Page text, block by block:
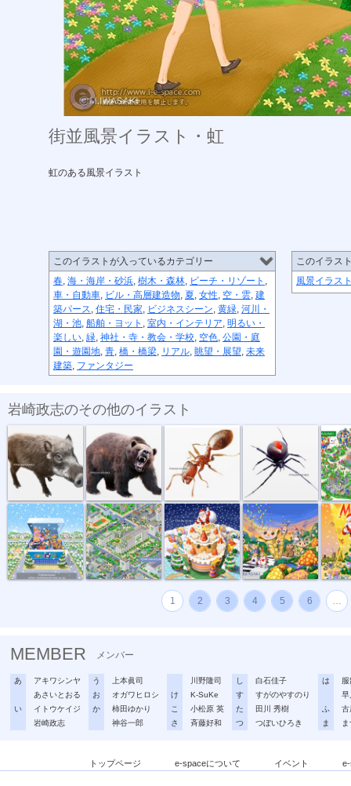
街並風景イラスト・虹
虹のある風景イラスト
このイラストが入っているカテゴリー
春, 海・海岸・砂浜, 樹木・森林, ビーチ・リゾート ,
車・自動車, ビル・高層建造物, 夏, 女性, 空・雲, 建
築パース, 住宅・民家, ビジネスシーン, 黄緑, 河川・
湖・池, 船舶・ヨット , 室内・インテリア, 明るい・
楽しい, 緑, 神社・寺・教会・学校, 空色, 公園・庭
園・遊園地, 青, 橋・橋梁, リアル, 眺望・展望, 未来
建築, ファンタジー
このイラス
風景イラス
岩崎政志のその他のイラスト
危険生物・イ... 危険生物・クマ 危険生物・ヒ...
トイザラスポ... マンション・... サンタとクリ... 音楽会のパレ... メリ
1 2 3 4 5 6 …
MEMBER メンバー
あ
アキワシンヤ
あさいとおる
い
イトウケイジ
岩崎政志
う
上本眞司
お
オガワヒロシ
か
柿田ゆかり
神谷一郎
川野隆司
け
K-SuKe
こ
小松原 英
さ
斉藤好和
し
白石佳子
す
すがのやすのり
た
田川 秀樹
つ
つぼいひろき
は
早
ふ
古
ま
トップページ e-spaceについて イベント